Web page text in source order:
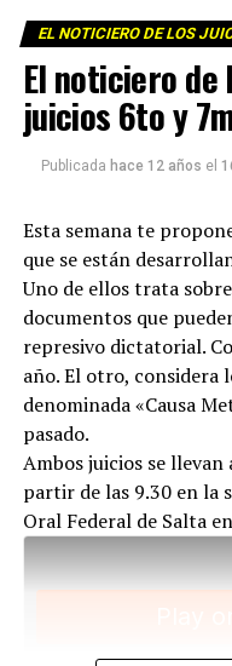
en los cuales
Murias y Longeville, al
también asesinados
militantes populares.
duró el debate oral, se
trabajar, a tener techo,
Para descargar los
El noticiero de los
gratuita para todas las
EL NOTICIERO DE LOS
El noticiero
juicios 6to y
Publicada hace 12 años el
Esta semana te
que se están
Uno de ellos trata
documentos que
represivo dictatorial.
año. El otro, considera
denominada «Causa
pasado.
Ambos juicios se llevan
partir de las 9.30 en la
Oral Federal de Salta